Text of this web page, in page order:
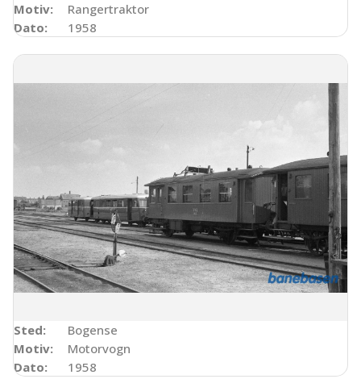
Motiv:
Rangertraktor
Dato:
1958
Sted:
Bogense
Motiv:
Motorvogn
Dato:
1958